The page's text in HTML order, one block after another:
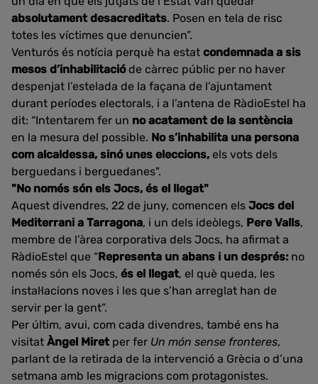
absolutament desacreditats. Posen en tela de risc
totes les víctimes que denuncien”.
Venturós és notícia perquè ha estat condemnada a sis
mesos d’inhabilitacióde càrrec públic per no haver
despenjat l’estelada de la façana de l’ajuntament
durant períodes electorals, i a l’antena de RàdioEstel ha
dit: “Intentarem fer un no acatament de la sentència
en la mesura del possible. No s’inhabilita una persona
com alcaldessa, sinó unes eleccions, els vots dels
berguedans i berguedanes".
"No només són els Jocs, és el llegat"
Aquest divendres, 22 de juny, comencen els Jocs del
Mediterrani a Tarragona, i un dels ideòlegs, Pere Valls,
membre de l’àrea corporativa dels Jocs, ha afirmat a
RàdioEstel que “Representa un abans i un després: no
només són els Jocs, és el llegat, el què queda, les
instal·lacions noves i les que s’han arreglat han de
servir per la gent”.
Per últim, avui, com cada divendres, també ens ha
visitat Àngel Miret per fer Un món sense fronteres,
parlant de la retirada de la intervenció a Grècia o d’una
setmana amb les migracions com protagonistes.